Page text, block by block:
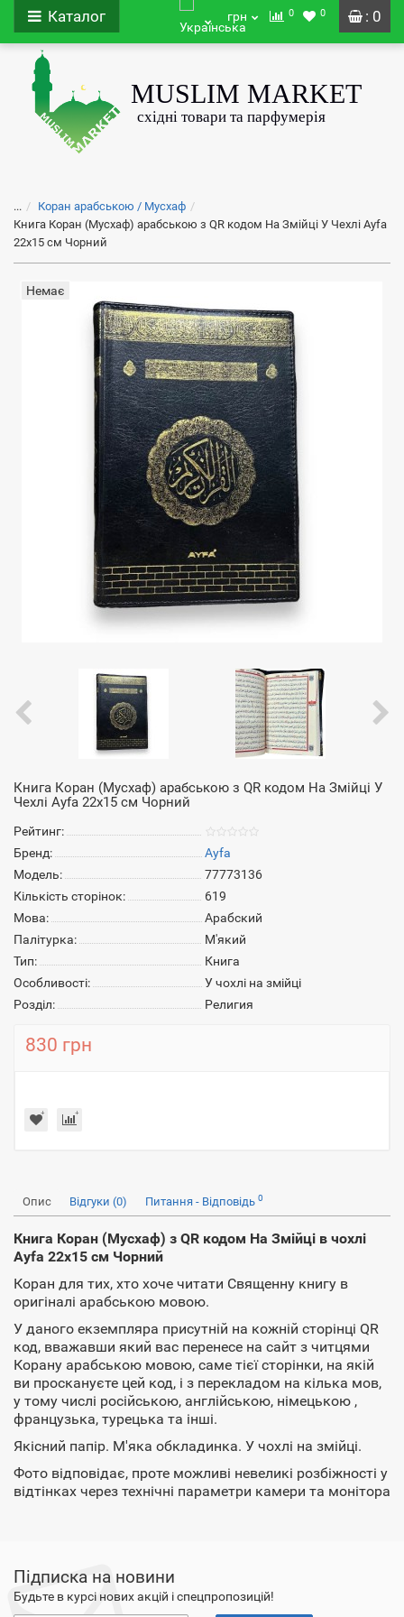
: 0
Каталог грн 0 0
...
Коран арабською / Мусхаф
Книга Коран (Мусхаф) арабською з QR кодом На Змійці У Чехлі Ayfa
22х15 см Чорний
Немає
Книга Коран (Мусхаф) арабською з QR кодом На Змійці У
Чехлі Ayfa 22х15 см Чорний
Рейтинг:
Бренд:
Ayfa
Модель:
77773136
Кількість сторінок:
619
Мова:
Арабский
Палітурка:
М'який
Тип:
Книга
Особливості:
У чохлі на змійці
Розділ:
Религия
830 грн
Опис Відгуки (0) Питання - Відповідь 0
Книга Коран (Мусхаф) з QR кодом На Змійці в чохлі
Ayfa 22х15 см Чорний
Коран для тих, хто хоче читати Священну книгу в
оригіналі арабською мовою.
У даного екземпляра присутній на кожній сторінці QR
код, вважавши який вас перенесе на сайт з читцями
Корану арабською мовою, саме тієї сторінки, на якій
ви проскануєте цей код, і з перекладом на кілька мов,
у тому числі російською, англійською, німецькою ,
французька, турецька та інші.
Якісний папір. М'яка обкладинка. У чохлі на змійці.
Фото відповідає, проте можливі невеликі розбіжності у
відтінках через технічні параметри камери та монітора
Підписка на новини
Будьте в курсі нових акцій і спецпропозицій!